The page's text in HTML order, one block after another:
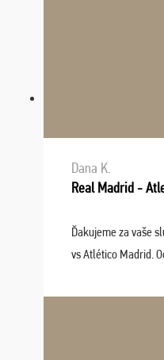
Dana K.
Real Madrid -
Ďakujeme za vaše
vs Atlético Madrid.
spokojnosti.